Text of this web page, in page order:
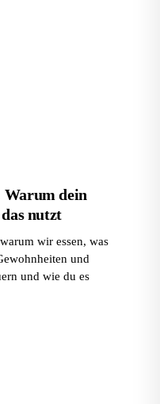
Warum dein
nutzt
wir essen, was
und
und wie du es